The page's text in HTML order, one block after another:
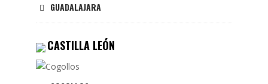
GUADALAJARA
CASTILLA LEÓN